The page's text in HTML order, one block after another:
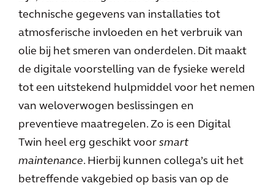
technische gegevens van installaties tot
atmosferische invloeden en het verbruik van
olie bij het smeren van onderdelen. Dit maakt
de digitale voorstelling van de fysieke wereld
tot een uitstekend hulpmiddel voor het nemen
van weloverwogen beslissingen en
preventieve maatregelen. Zo is een Digital
Twin heel erg geschikt voor smart
maintenance. Hierbij kunnen collega’s uit het
betreffende vakgebied op basis van op de